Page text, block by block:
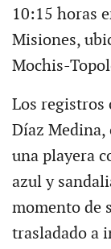
10:15 horas
Misiones,
Mochis-
Los registros
Díaz Medina,
una playera
azul y
momento de
trasladado a